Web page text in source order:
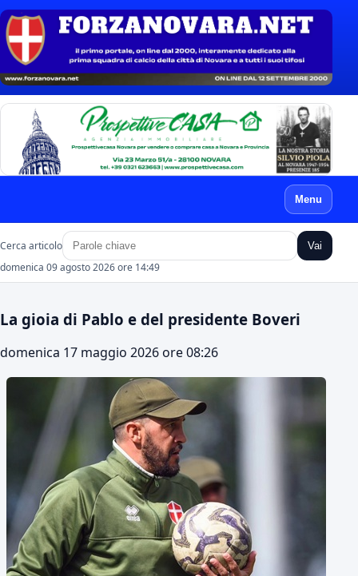
Menu
Cerca articolo Vai
domenica 09 agosto 2026 ore 14:49
La gioia di Pablo e del presidente Boveri
domenica 17 maggio 2026 ore 08:26